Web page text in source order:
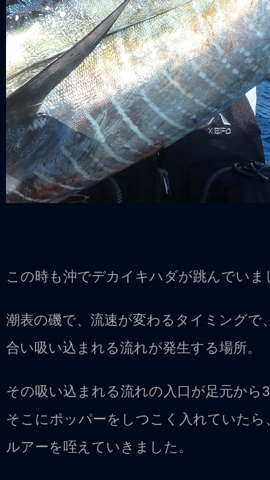
この時も沖でデカイキハダが跳んでいま
潮表の磯で、流速が変わるタイミングで
合い吸い込まれる流れが発生する場所。
その吸い込まれる流れの入口が足元から
そこにポッパーをしつこく入れていた
ルアーを咥えていきました。